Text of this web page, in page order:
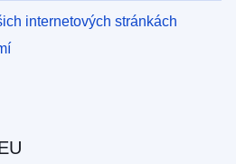
internetových stránkách